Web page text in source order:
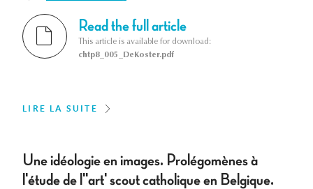
Read the full article
This article is available for download:
chtp8_005_DeKoster.pdf
LIRE LA SUITE
Une idéologie en images. Prolégomènes à
l'étude de l''art' scout catholique en Belgique.